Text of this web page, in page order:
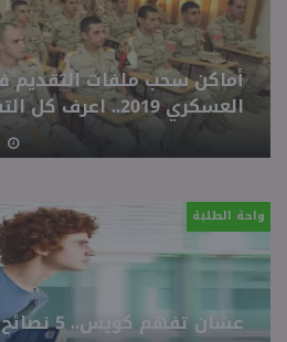
أماكن سحب ملفات التقديم
العسكري 2019.. اعرف كل التفاصيل
واحة الطلبة
عشان تفهم